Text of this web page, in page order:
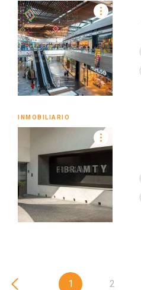
INMOBILIARIO
1 2